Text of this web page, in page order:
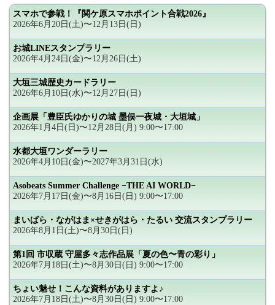
スマホで参戦！『関ケ原スマホポイント合戦2026』
2026年6月20日(土)〜12月13日(日)
お城LINEスタンプラリー
2026年4月24日(金)〜12月26日(土)
大垣三城歴史カードラリー
2026年6月10日(水)〜12月27日(日)
企画展「豊臣氏ゆかりの城 墨俣一夜城・大垣城」
2026年1月4日(日)〜12月28日(月) 9:00〜17:00
水都大垣ワンダーラリー
2026年4月10日(金)〜2027年3月31日(水)
Asobeats Summer Challenge −THE AI WORLD−
2026年7月17日(金)〜8月16日(日) 9:00〜17:00
まいばら・ながはま×せきがはら・たるい 交流スタンプラリー
2026年8月1日(土)〜8月30日(日)
第1回 市収蔵 守屋多々志作品展「夏の色〜青の彩り」
2026年7月18日(土)〜8月30日(日) 9:00〜17:00
ちょい魅せ！こんな資料がありますよ♪
2026年7月18日(土)〜8月30日(日) 9:00〜17:00